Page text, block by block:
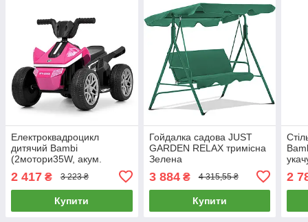
Електроквадроцикл
дитячий Bambi
(2мотори35W, акум.
BLUETOOTH) M 6362E-8
Рожевий
2 417 ₴ 3 223 ₴
Купити
Гойдалка садова JUST
GARDEN RELAX тримісна
Зелена
3 884₴ 4 315,55 ₴
Купити
2